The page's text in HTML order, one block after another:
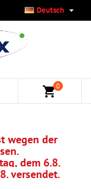
Deutsch 
shopping_cart0
wegen der
dem 6.8.
versendet.
×
×
×
erstellen
×
Wunschliste
Anmelden